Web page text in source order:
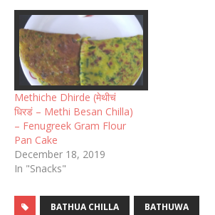
Methiche Dhirde (मेथीचं
धिरडं – Methi Besan Chilla)
– Fenugreek Gram Flour
Pan Cake
December 18, 2019
In "Snacks"
BATHUA CHILLA BATHUWA